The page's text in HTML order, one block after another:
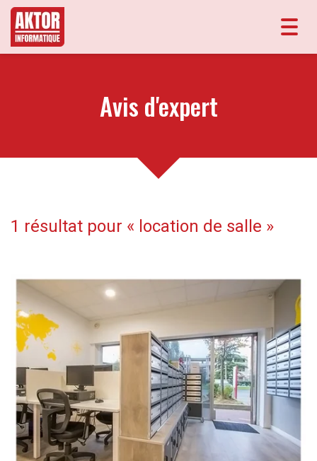
Avis d'expert
1 résultat pour « location de salle »